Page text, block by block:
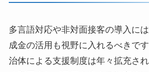
多言語対応や非対面接客の導入に
成金の活用も視野に入れるべきで
治体による支援制度は年々拡充さ